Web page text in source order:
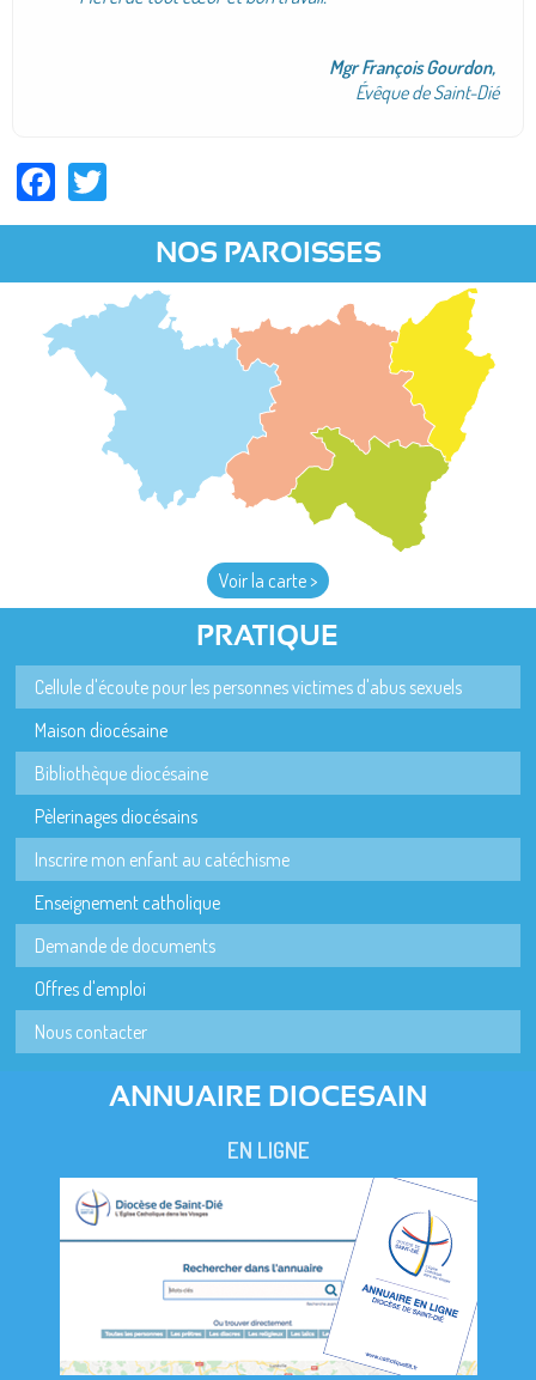
Mgr François Gourdon,
Évêque de Saint-Dié
Facebook
NOS PAROISSES
Voir la carte >
PRATIQUE
Cellule d'écoute pour les personnes victimes d'abus sexuels
Maison diocésaine
Bibliothèque diocésaine
Pèlerinages diocésains
Inscrire mon enfant au catéchisme
Enseignement catholique
Demande de documents
Offres d'emploi
Nous contacter
ANNUAIRE DIOCESAIN
EN LIGNE